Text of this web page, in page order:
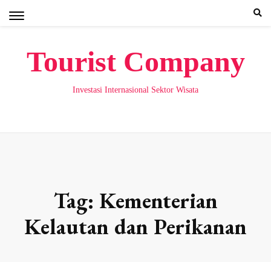
Tourist Company
Investasi Internasional Sektor Wisata
Tag: Kementerian
Kelautan dan Perikanan